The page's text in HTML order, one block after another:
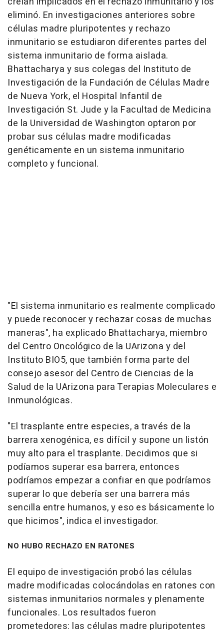
eliminó. En investigaciones anteriores sobre
células madre pluripotentes y rechazo
inmunitario se estudiaron diferentes partes del
sistema inmunitario de forma aislada.
Bhattacharya y sus colegas del Instituto de
Investigación de la Fundación de Células Madre
de Nueva York, el Hospital Infantil de
Investigación St. Jude y la Facultad de Medicina
de la Universidad de Washington optaron por
probar sus células madre modificadas
genéticamente en un sistema inmunitario
completo y funcional.
"El sistema inmunitario es realmente complicado
y puede reconocer y rechazar cosas de muchas
maneras", ha explicado Bhattacharya, miembro
del Centro Oncológico de la UArizona y del
Instituto BIO5, que también forma parte del
consejo asesor del Centro de Ciencias de la
Salud de la UArizona para Terapias Moleculares e
Inmunológicas.
"El trasplante entre especies, a través de la
barrera xenogénica, es difícil y supone un listón
muy alto para el trasplante. Decidimos que si
podíamos superar esa barrera, entonces
podríamos empezar a confiar en que podríamos
superar lo que debería ser una barrera más
sencilla entre humanos, y eso es básicamente lo
que hicimos", indica el investigador.
NO HUBO RECHAZO EN RATONES
El equipo de investigación probó las células
madre modificadas colocándolas en ratones con
sistemas inmunitarios normales y plenamente
funcionales. Los resultados fueron
prometedores: las células madre pluripotentes